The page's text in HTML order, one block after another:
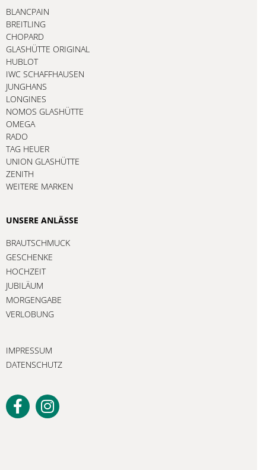
BLANCPAIN
BREITLING
CHOPARD
GLASHÜTTE ORIGINAL
HUBLOT
IWC SCHAFFHAUSEN
JUNGHANS
LONGINES
NOMOS GLASHÜTTE
OMEGA
RADO
TAG HEUER
UNION GLASHÜTTE
ZENITH
WEITERE MARKEN
UNSERE ANLÄSSE
BRAUTSCHMUCK
GESCHENKE
HOCHZEIT
JUBILÄUM
MORGENGABE
VERLOBUNG
IMPRESSUM
DATENSCHUTZ